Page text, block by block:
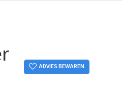
ADVIES BEWAREN